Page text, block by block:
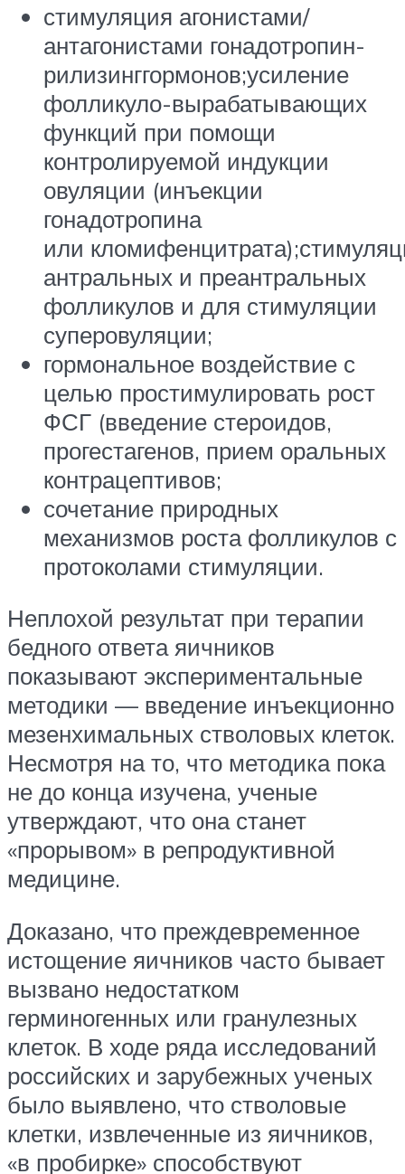
стимуляция агонистами/
антагонистами гонадотропин-
рилизинггормонов;усиление
фолликуло-вырабатывающих
функций при помощи
контролируемой индукции
овуляции (инъекции
гонадотропина
или
антральных и преантральных
фолликулов и для стимуляции
суперовуляции;
гормональное воздействие с
целью простимулировать рост
ФСГ (введение стероидов,
прогестагенов, прием оральных
контрацептивов;
сочетание природных
механизмов роста фолликулов с
протоколами стимуляции.
Неплохой результат при терапии
бедного ответа яичников
показывают экспериментальные
методики — введение инъекционно
мезенхимальных стволовых клеток.
Несмотря на то, что методика пока
не до конца изучена, ученые
утверждают, что она станет
«прорывом» в репродуктивной
медицине.
Доказано, что преждевременное
истощение яичников часто бывает
вызвано недостатком
герминогенных или гранулезных
клеток. В ходе ряда исследований
российских и зарубежных ученых
было выявлено, что стволовые
клетки, извлеченные из яичников,
«в пробирке» способствуют